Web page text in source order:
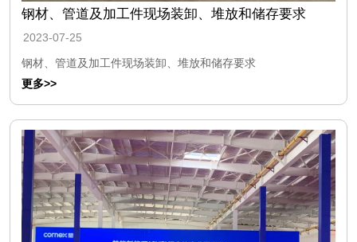
钢材、管道及加工件现场装卸、堆放和储存要求
2023-07-25
钢材、管道及加工件现场装卸、堆放和储存要求
更多>>